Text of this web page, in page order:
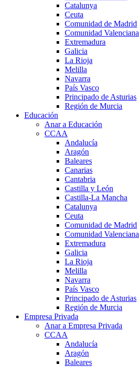
Catalunya
Ceuta
Comunidad de Madrid
Comunidad Valenciana
Extremadura
Galicia
La Rioja
Melilla
Navarra
País Vasco
Principado de Asturias
Región de Murcia
Educación
Anar a Educación
CCAA
Andalucía
Aragón
Baleares
Canarias
Cantabria
Castilla y León
Castilla-La Mancha
Catalunya
Ceuta
Comunidad de Madrid
Comunidad Valenciana
Extremadura
Galicia
La Rioja
Melilla
Navarra
País Vasco
Principado de Asturias
Región de Murcia
Empresa Privada
Anar a Empresa Privada
CCAA
Andalucía
Aragón
Baleares